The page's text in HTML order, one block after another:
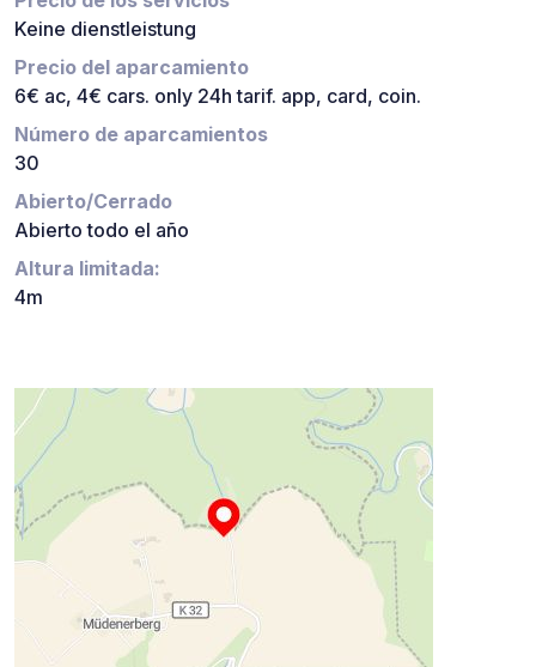
Keine dienstleistung
Precio del aparcamiento
6€ ac, 4€ cars. only 24h tarif. app, card, coin.
Número de aparcamientos
30
Abierto/Cerrado
Abierto todo el año
Altura limitada:
4m